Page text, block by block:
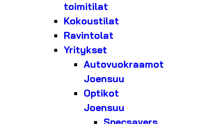
toimitilat
Kokoustilat
Ravintolat
Yritykset
Autovuokraamot
Joensuu
Optikot
Joensuu